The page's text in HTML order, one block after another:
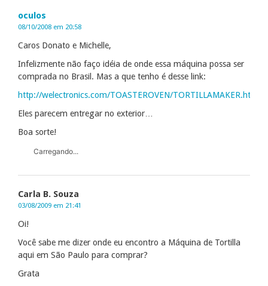
oculos
08/10/2008 em 20:58
Caros Donato e Michelle,
Infelizmente não faço idéia de onde essa máquina possa ser
comprada no Brasil. Mas a que tenho é desse link:
http://welectronics.com/TOASTEROVEN/TORTILLAMAKER.html
Eles parecem entregar no exterior…
Boa sorte!
Carregando...
Carla B. Souza
03/08/2009 em 21:41
Oi!
Você sabe me dizer onde eu encontro a Máquina de Tortilla
aqui em São Paulo para comprar?
Grata